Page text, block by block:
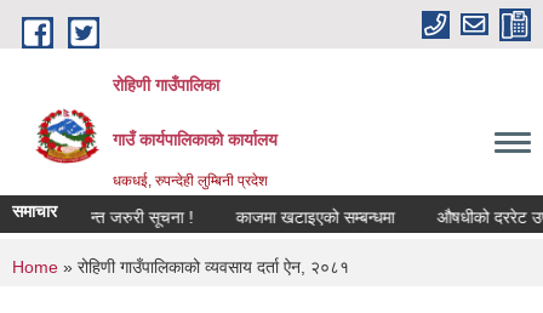
Skip to main content
रोहिणी गाउँपालिका
गाउँ कार्यपालिकाको कार्यालय
धकधई, रुपन्देही लुम्बिनी प्रदेश
समाचारअत्यन्त जरुरी सूचना ! काजमा खटाइएको सम्बन्धमा औषधीको दररेट उपलब्ध
You are here
Home » रोहिणी गाउँपालिकाको व्यवसाय दर्ता ऐन, २०८१